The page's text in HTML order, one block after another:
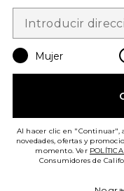
Haz una breve encuesta
ATENCIÓN AL
Mujer
Al hacer clic en "Continuar",
novedades, ofertas y
momento. Ver
Consumidores de